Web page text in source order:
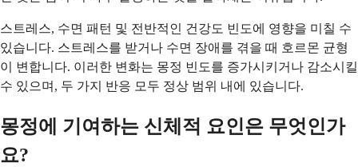
스트레스, 수면 패턴 및 전반적인 건강도 빈도에 영향을 미칠 수
있습니다. 스트레스를 받거나 수면 장애를 겪을 때 호르몬 균형
이 변합니다. 이러한 변화는 몽정 빈도를 증가시키거나 감소시킬
수 있으며, 두 가지 반응 모두 정상 범위 내에 있습니다.
몽정에 기여하는 신체적 요인은 무엇인가
요?